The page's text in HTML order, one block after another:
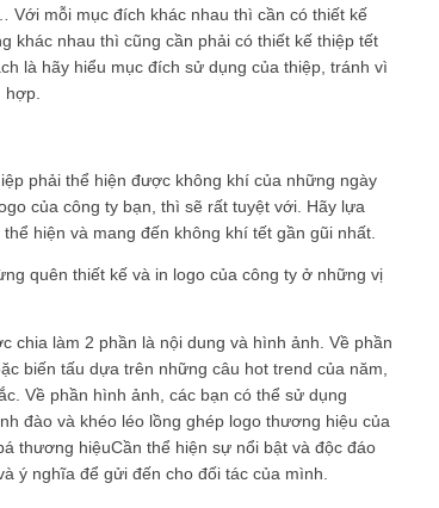
mỗi mục đích khác nhau thì cần có thiết kế
khác nhau thì cũng cần phải có thiết kế thiệp tết
là hãy hiểu mục đích sử dụng của thiệp, tránh vì
phải thể hiện được không khí của những ngày
của công ty bạn, thì sẽ rất tuyệt với. Hãy lựa
hiện và mang đến không khí tết gần gũi nhất.
quên thiết kế và in logo của công ty ở những vị
chia làm 2 phần là nội dung và hình ảnh. Về phần
biến tấu dựa trên những câu hot trend của năm,
Về phần hình ảnh, các bạn có thể sử dụng
đào và khéo léo lồng ghép logo thương hiệu của
thương hiệuCần thể hiện sự nổi bật và độc đáo
ý nghĩa để gửi đến cho đối tác của mình.